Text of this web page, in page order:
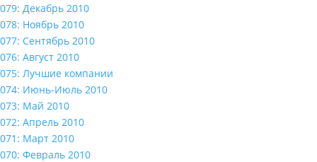
079: Декабрь 2010
078: Ноябрь 2010
077: Сентябрь 2010
076: Август 2010
075: Лучшие компании
074: Июнь-Июль 2010
073: Май 2010
072: Апрель 2010
071: Март 2010
070: Февраль 2010